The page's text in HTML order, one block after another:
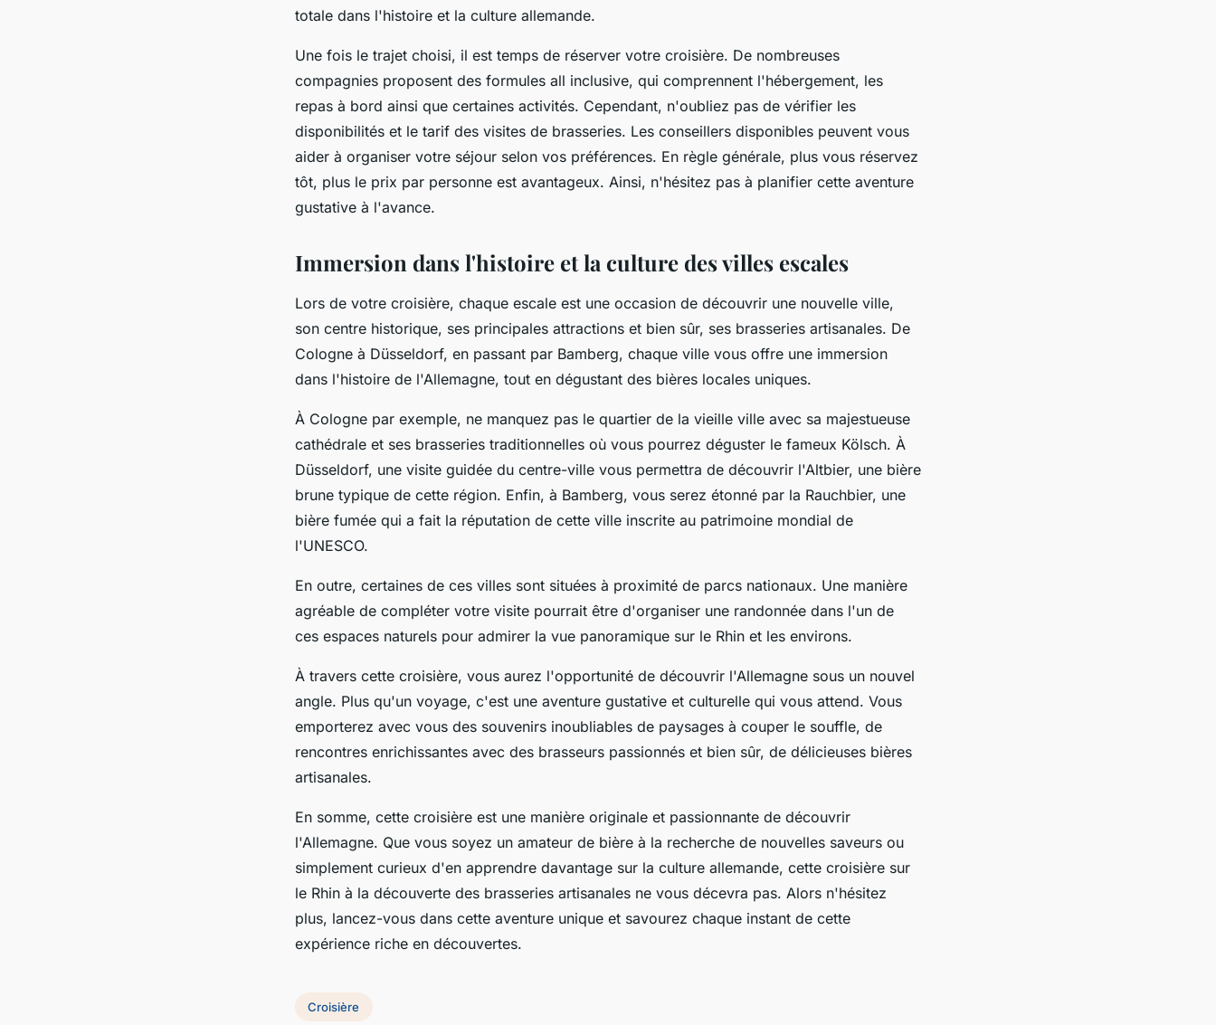
totale dans l'histoire et la culture allemande.
Une fois le trajet choisi, il est temps de réserver votre croisière. De nombreuses
compagnies proposent des formules all inclusive, qui comprennent l'hébergement, les
repas à bord ainsi que certaines activités. Cependant, n'oubliez pas de vérifier les
disponibilités et le tarif des visites de brasseries. Les conseillers disponibles peuvent vous
aider à organiser votre séjour selon vos préférences. En règle générale, plus vous réservez
tôt, plus le prix par personne est avantageux. Ainsi, n'hésitez pas à planifier cette aventure
gustative à l'avance.
Immersion dans l'histoire et la culture des villes escales
Lors de votre croisière, chaque escale est une occasion de découvrir une nouvelle ville,
son centre historique, ses principales attractions et bien sûr, ses brasseries artisanales. De
Cologne à Düsseldorf, en passant par Bamberg, chaque ville vous offre une immersion
dans l'histoire de l'Allemagne, tout en dégustant des bières locales uniques.
À Cologne par exemple, ne manquez pas le quartier de la vieille ville avec sa majestueuse
cathédrale et ses brasseries traditionnelles où vous pourrez déguster le fameux Kölsch. À
Düsseldorf, une visite guidée du centre-ville vous permettra de découvrir l'Altbier, une bière
brune typique de cette région. Enfin, à Bamberg, vous serez étonné par la Rauchbier, une
bière fumée qui a fait la réputation de cette ville inscrite au patrimoine mondial de
l'UNESCO.
En outre, certaines de ces villes sont situées à proximité de parcs nationaux. Une manière
agréable de compléter votre visite pourrait être d'organiser une randonnée dans l'un de
ces espaces naturels pour admirer la vue panoramique sur le Rhin et les environs.
À travers cette croisière, vous aurez l'opportunité de découvrir l'Allemagne sous un nouvel
angle. Plus qu'un voyage, c'est une aventure gustative et culturelle qui vous attend. Vous
emporterez avec vous des souvenirs inoubliables de paysages à couper le souffle, de
rencontres enrichissantes avec des brasseurs passionnés et bien sûr, de délicieuses bières
artisanales.
En somme, cette croisière est une manière originale et passionnante de découvrir
l'Allemagne. Que vous soyez un amateur de bière à la recherche de nouvelles saveurs ou
simplement curieux d'en apprendre davantage sur la culture allemande, cette croisière sur
le Rhin à la découverte des brasseries artisanales ne vous décevra pas. Alors n'hésitez
plus, lancez-vous dans cette aventure unique et savourez chaque instant de cette
expérience riche en découvertes.
Croisière